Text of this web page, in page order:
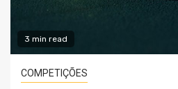
3 min read
COMPETIÇÕES